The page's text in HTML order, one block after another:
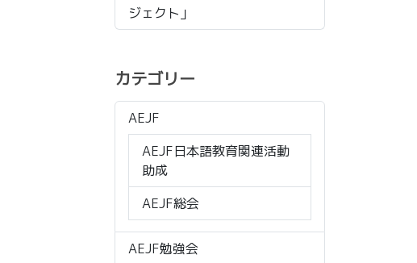
ジェクト」
カテゴリー
AEJF
AEJF日本語教育関連活動
助成
AEJF総会
AEJF勉強会